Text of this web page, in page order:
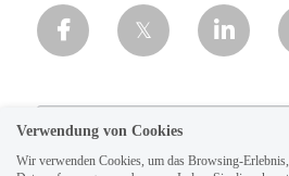
Verwendung von Cookies
Wir verwenden Cookies, um das Browsing-